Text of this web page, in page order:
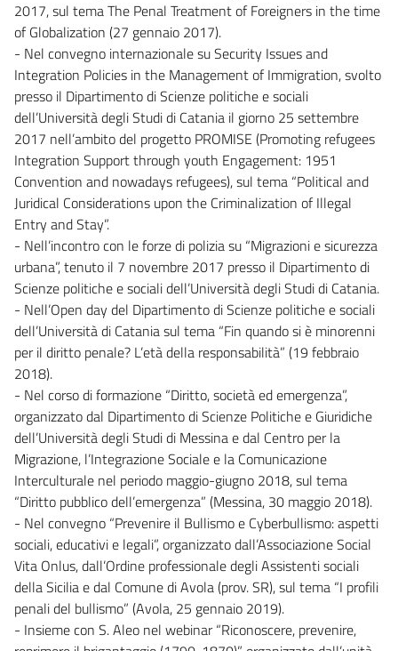
2017, sul tema The Penal Treatment of Foreigners in the time
of Globalization (27 gennaio 2017).
- Nel convegno internazionale su Security Issues and
Integration Policies in the Management of Immigration, svolto
presso il Dipartimento di Scienze politiche e sociali
dell’Università degli Studi di Catania il giorno 25 settembre
2017 nell’ambito del progetto PROMISE (Promoting refugees
Integration Support through youth Engagement: 1951
Convention and nowadays refugees), sul tema “Political and
Juridical Considerations upon the Criminalization of Illegal
Entry and Stay”.
- Nell’incontro con le forze di polizia su “Migrazioni e sicurezza
urbana”, tenuto il 7 novembre 2017 presso il Dipartimento di
Scienze politiche e sociali dell’Università degli Studi di Catania.
- Nell’Open day del Dipartimento di Scienze politiche e sociali
dell’Università di Catania sul tema “Fin quando si è minorenni
per il diritto penale? L’età della responsabilità” (19 febbraio
2018).
- Nel corso di formazione “Diritto, società ed emergenza”,
organizzato dal Dipartimento di Scienze Politiche e Giuridiche
dell’Università degli Studi di Messina e dal Centro per la
Migrazione, l’Integrazione Sociale e la Comunicazione
Interculturale nel periodo maggio-giugno 2018, sul tema
“Diritto pubblico dell’emergenza” (Messina, 30 maggio 2018).
- Nel convegno “Prevenire il Bullismo e Cyberbullismo: aspetti
sociali, educativi e legali”, organizzato dall’Associazione Social
Vita Onlus, dall’Ordine professionale degli Assistenti sociali
della Sicilia e dal Comune di Avola (prov. SR), sul tema “I profili
penali del bullismo” (Avola, 25 gennaio 2019).
- Insieme con S. Aleo nel webinar “Riconoscere, prevenire,